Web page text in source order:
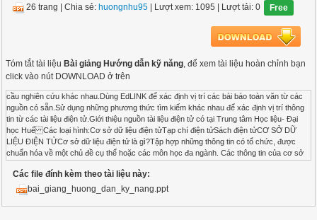
26 trang |Chia sẻ: huongnhu95 | Lượt xem: 1095 | Lượt tải: 0 Free
Tóm tắt tài liệu Bài giảng Hướng dẫn kỹ năng, để xem tài liệu hoàn chỉnh bạn
click vào nút DOWNLOAD ở trên
cầu nghiên cứu khác nhau.Dùng EdLINK để xác định vị trí các bài báo toàn văn từ các
nguồn có sẵn.Sử dụng những phương thức tìm kiếm khác nhau để xác định vị trí thông
tin từ các tài liệu điện tử.Giới thiệu nguồn tài liệu điện tử có tại Trung tâm Học liệu- Đại
học Huế Các loại hình:Cơ sở dữ liệu điện tửTạp chí điện tửSách điện tửCƠ SỞ DỮ
LIỆU ĐIỆN TỬCơ sở dữ liệu điện tử là gì?Tập hợp những thông tin có tổ chức, được
chuẩn hóa về một chủ đề cụ thể hoặc các môn học đa ngành. Các thông tin của cơ sở
gồm các bài báo, bài viết báo, những đánh giá của cuốn sách, những bài họp, hội nghị
hội thảo...v.v..Luôn được cập nhật hằng ngày, hằng tuần, hằng tháng, hoặc hàng
quý...Gồm các bài toàn văn và các thư mục: Các bài toàn văn: toàn bộ nội dung bài báo
như thông tin trích dẫn, văn bản, minh họa, sơ đồ, biểu bảng...Các thư mục: chỉ có thông
Các file đính kèm theo tài liệu này:
bai_giang_huong_dan_ky_nang.ppt